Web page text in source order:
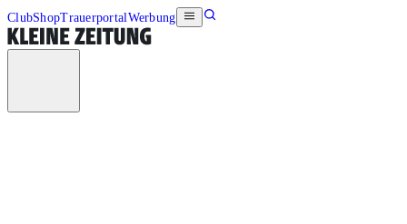
ClubShopTrauerportalWerbung